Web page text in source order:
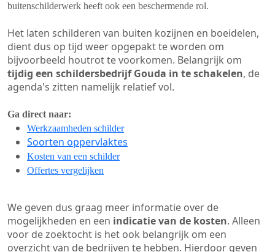
buitenschilderwerk heeft ook een beschermende rol.
Het laten schilderen van buiten kozijnen en boeidelen,
dient dus op tijd weer opgepakt te worden om
bijvoorbeeld houtrot te voorkomen. Belangrijk om
tijdig een schildersbedrijf Gouda in te schakelen, de
agenda's zitten namelijk relatief vol.
Ga direct naar:
Werkzaamheden schilder
Soorten oppervlaktes
Kosten van een schilder
Offertes vergelijken
We geven dus graag meer informatie over de
mogelijkheden en een indicatie van de kosten. Alleen
voor de zoektocht is het ook belangrijk om een
overzicht van de bedrijven te hebben. Hierdoor geven